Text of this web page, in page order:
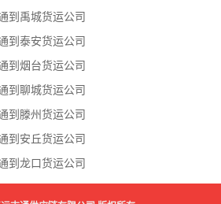
到禹城货运公司
到泰安货运公司
到烟台货运公司
到聊城货运公司
到滕州货运公司
到安丘货运公司
到龙口货运公司